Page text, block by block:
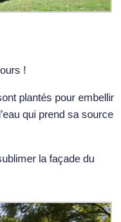
!
plantés pour embellir
qui prend sa source
la façade du